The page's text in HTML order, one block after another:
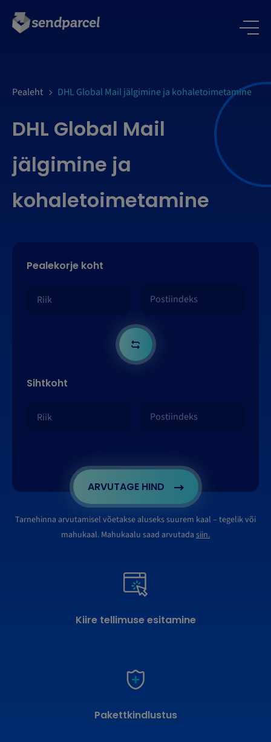
Pealeht DHL Global Mail jälgimine ja kohaletoimetamine
DHL Global Mail
jälgimine ja
kohaletoimetamine
Pealekorje koht
Sihtkoht
ARVUTAGE HIND
Tarnehinna arvutamisel võetakse aluseks suurem kaal – tegelik või
mahukaal. Mahukaalu saad arvutada siin.
Kiire tellimuse esitamine
Pakettkindlustus